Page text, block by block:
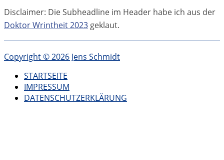
Disclaimer: Die Subheadline im Header habe ich aus der
Doktor Wrintheit 2023 geklaut.
Copyright © 2026 Jens Schmidt
STARTSEITE
IMPRESSUM
DATENSCHUTZERKLÄRUNG